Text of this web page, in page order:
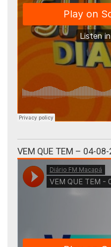
VEM QUE TEM – 04-